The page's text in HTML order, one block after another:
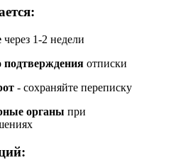
через 1-2 недели
подтверждения отписки
- сохраняйте переписку
органы при